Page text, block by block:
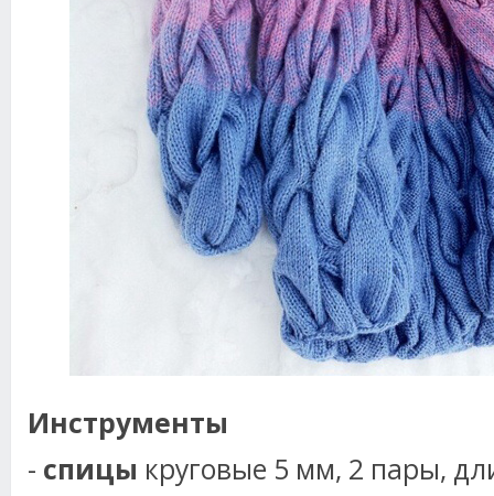
Инструменты
- спицы круговые 5 мм, 2 пары,